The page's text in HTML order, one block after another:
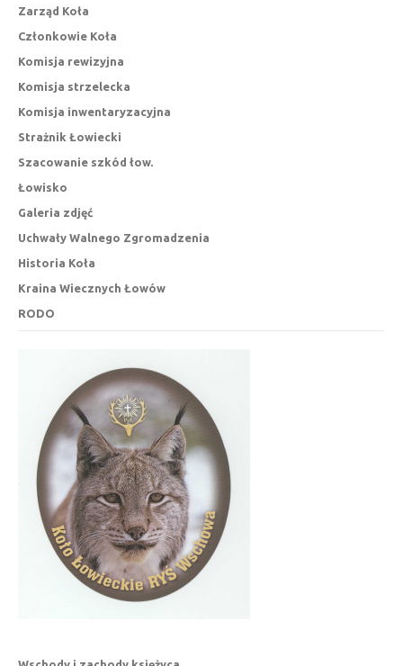
Zarząd Koła
Członkowie Koła
Komisja rewizyjna
Komisja strzelecka
Komisja inwentaryzacyjna
Strażnik Łowiecki
Szacowanie szkód łow.
Łowisko
Galeria zdjęć
Uchwały Walnego Zgromadzenia
Historia Koła
Kraina Wiecznych Łowów
RODO